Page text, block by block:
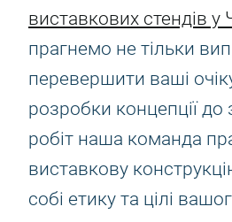
виставкових стендів у
прагнемо не тільки
перевершити ваші
розробки концепції
робіт наша команда
виставкову
собі етику та цілі